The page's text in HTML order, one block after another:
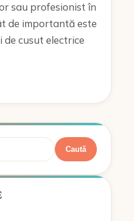
sau profesionist în
de importantă este
de cusut electrice
Caută